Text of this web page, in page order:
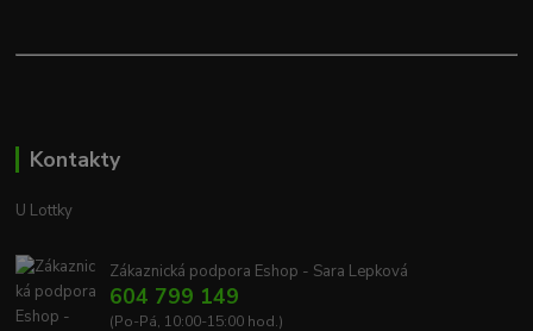
Kontakty
U Lottky
Zákaznická podpora Eshop - Sara Lepková
604 799 149
(Po-Pá, 10:00-15:00 hod.)